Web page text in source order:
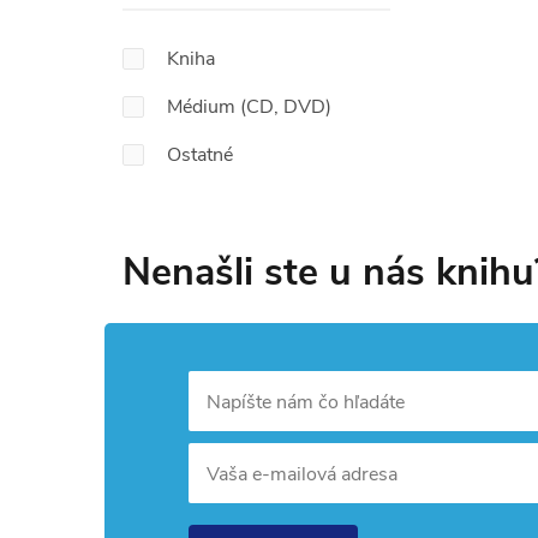
Kniha
Médium (CD, DVD)
Ostatné
Nenašli ste u nás
Napíšte nám čo hľadáte
Vaša e-mailová adresa